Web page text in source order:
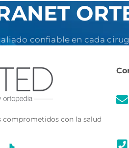
aliado confiable en cada
comprometidos con la salud